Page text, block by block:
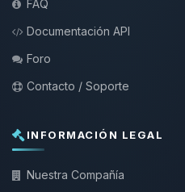
FAQ
Documentación API
Foro
Contacto / Soporte
INFORMACIÓN LEGAL
Nuestra Compañía